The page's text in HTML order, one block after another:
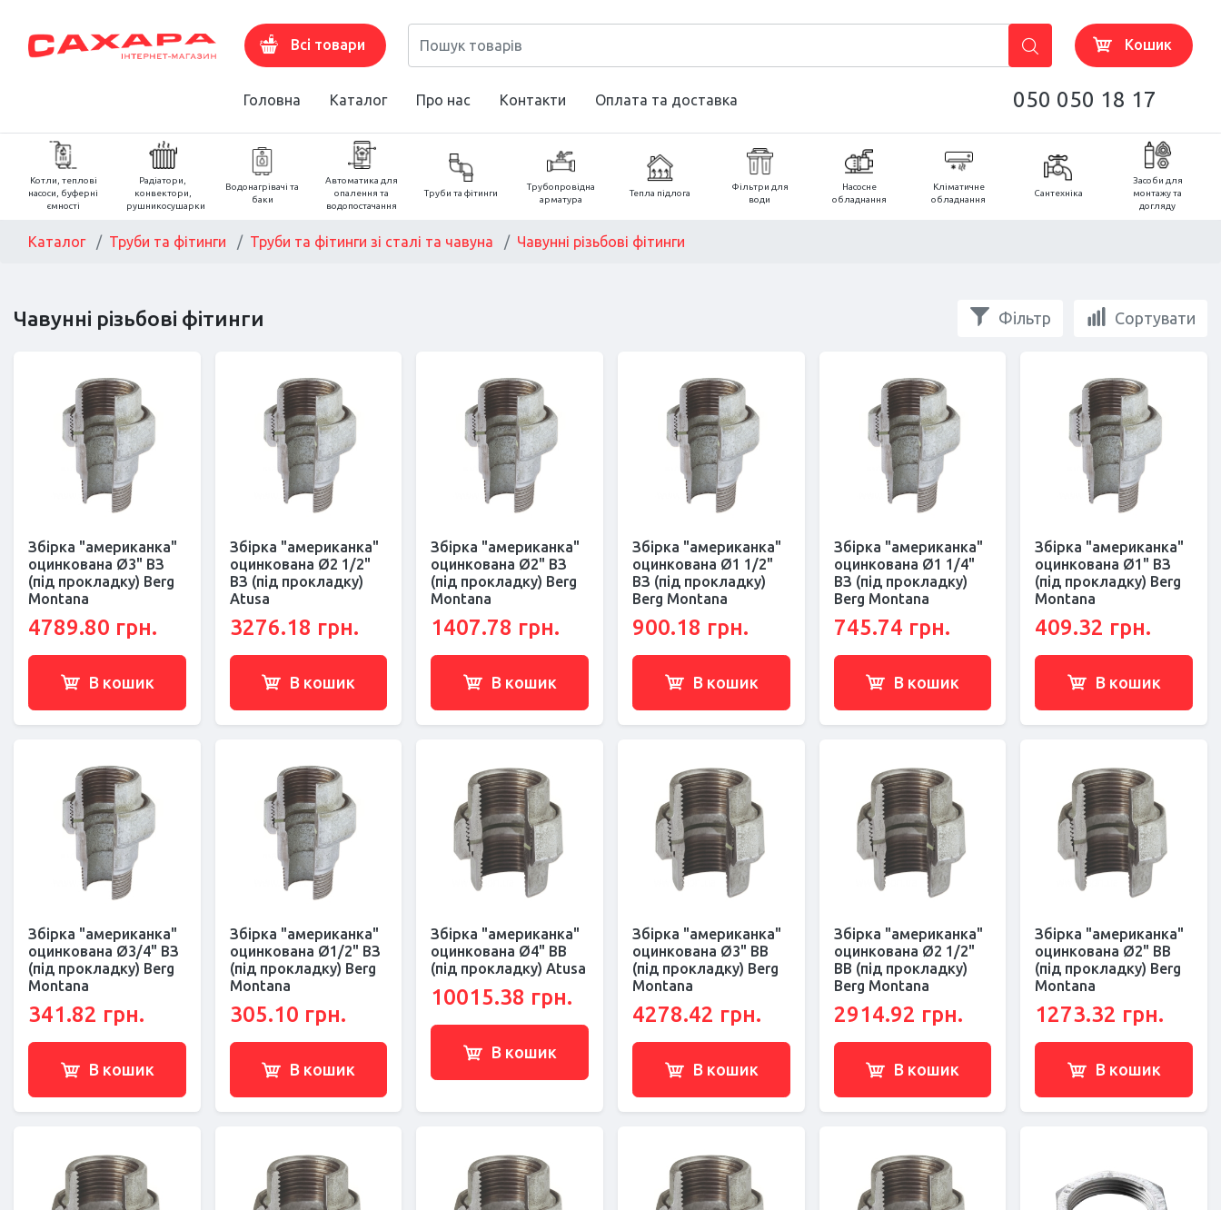
Всі товари Кошик
Головна Каталог Про нас Контакти Оплата та доставка 050 050 18 17
Котли, теплові
насоси, буферні
ємності
Радіатори,
конвектори,
рушникосушарки
Водонагрівачі та
баки
Автоматика для
опалення та
водопостачання
Труби та фітинги
Трубопровідна
арматура
Тепла підлога
Фільтри для
води
Насосне
обладнання
Кліматичне
обладнання
Сантехніка
Засоби для
монтажу та
догляду
Каталог Труби та фітинги Труби та фітинги зі сталі та чавуна Чавунні різьбові фітинги
Чавунні різьбові фітинги Фільтр Сортувати
Збірка "американка"
оцинкована Ø3" ВЗ
(під прокладку) Berg
Montana
4789.80 грн.
В кошик
Збірка "американка"
оцинкована Ø2 1/2"
ВЗ (під прокладку)
Atusa
3276.18 грн.
В кошик
Збірка "американка"
оцинкована Ø2" ВЗ
(під прокладку) Berg
Montana
1407.78 грн.
В кошик
Збірка "американка"
оцинкована Ø1 1/2"
ВЗ (під прокладку)
Berg Montana
900.18 грн.
В кошик
Збірка "американка"
оцинкована Ø1 1/4"
ВЗ (під прокладку)
Berg Montana
745.74 грн.
В кошик
Збірка "американка"
оцинкована Ø1" ВЗ
(під прокладку) Berg
Montana
409.32 грн.
В кошик
Збірка "американка"
оцинкована Ø3/4" ВЗ
(під прокладку) Berg
Montana
341.82 грн.
В кошик
Збірка "американка"
оцинкована Ø1/2" ВЗ
(під прокладку) Berg
Montana
305.10 грн.
В кошик
Збірка "американка"
оцинкована Ø4" ВВ
(під прокладку) Atusa
10015.38 грн.
В кошик
Збірка "американка"
оцинкована Ø3" ВВ
(під прокладку) Berg
Montana
4278.42 грн.
В кошик
Збірка "американка"
оцинкована Ø2 1/2"
ВВ (під прокладку)
Berg Montana
2914.92 грн.
В кошик
Збірка "американка"
оцинкована Ø2" ВВ
(під прокладку) Berg
Montana
1273.32 грн.
В кошик